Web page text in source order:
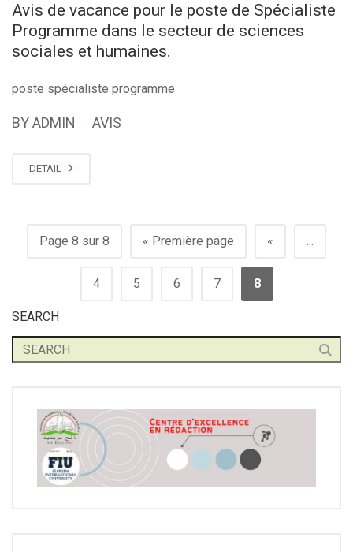
Avis de vacance pour le poste de Spécialiste
Programme dans le secteur de sciences
sociales et humaines.
poste spécialiste programme
BY ADMIN AVIS
DETAIL
Page 8 sur 8 « Première page « ...
4 5 6 7 8
SEARCH